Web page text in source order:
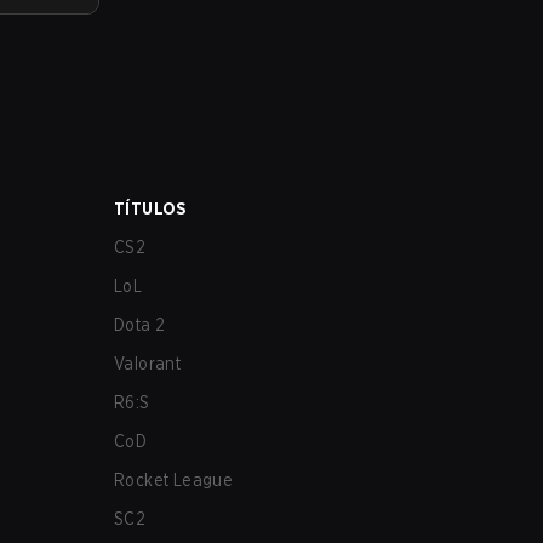
TÍTULOS
CS2
LoL
Dota 2
Valorant
R6:S
CoD
Rocket League
SC2